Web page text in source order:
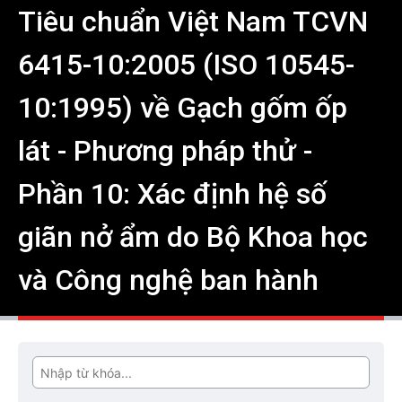
Tiêu chuẩn Việt Nam TCVN
6415-10:2005 (ISO 10545-
10:1995) về Gạch gốm ốp
lát - Phương pháp thử -
Phần 10: Xác định hệ số
giãn nở ẩm do Bộ Khoa học
và Công nghệ ban hành
Tìm